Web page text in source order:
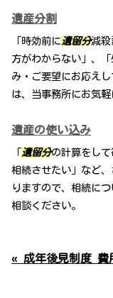
遺産分割
「時効前に遺留分減殺
方がわからない」、
み・ご要望にお応え
は、当事務所にお気軽
遺産の使い込み
「 遺留分の計算をし
相続させたい」など
りますので、相続に
相談ください。
« 成年後見制度 費